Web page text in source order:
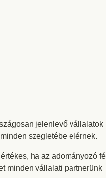
jelenlevő vállalatok
szegletébe elérnek.
ha az adományozó fél
minden vállalati partnerünk